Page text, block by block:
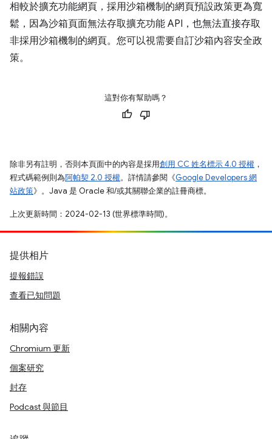
相較於擴充功能網頁，採用沙箱機制的網頁預設政策更為寬
鬆，因為沙箱頁面無法存取擴充功能 API，也無法直接存取
非採用沙箱機制的網頁。您可以視需要自訂沙箱內容安全政
策。
這對你有幫助嗎？
除非另有註明，否則本頁面中的內容是採用創用 CC 姓名標示 4.0 授權 ，
程式碼範例則為阿帕契 2.0 授權。詳情請參閱《Google Developers 網
站政策》。Java 是 Oracle 和/或其關聯企業的註冊商標。
上次更新時間：2024-02-13 (世界標準時間)。
提供相片
提報錯誤
查看已知問題
相關內容
Chromium 更新
個案研究
封存
Podcast 與節目